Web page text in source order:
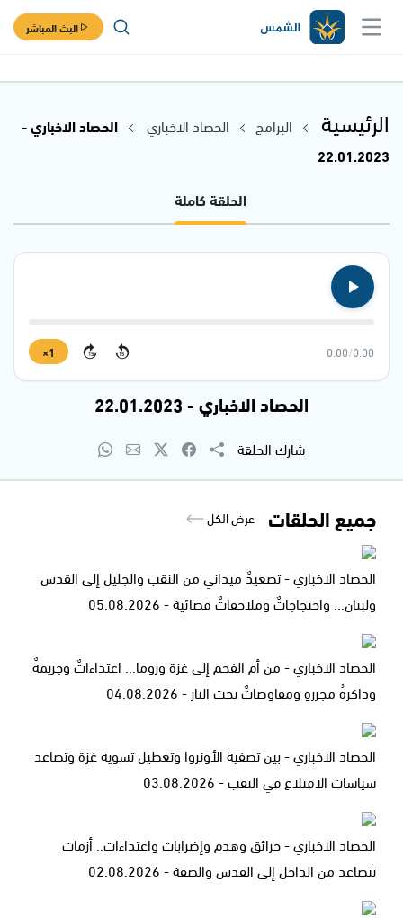
البث المباشر
الرئيسية البرامج الحصاد الاخباري
الحصاد الاخباري -
22.01.2023
الحلقة كاملة
0:00
/
0:00
15
15
1×
الحصاد الاخباري - 22.01.2023
شارك الحلقة
جميع الحلقات عرض الكل
الحصاد الاخباري - تصعيدٌ ميداني من النقب والجليل إلى القدس
ولبنان... واحتجاجاتٌ وملاحقاتٌ قضائية - 05.08.2026
الحصاد الاخباري - من أم الفحم إلى غزة وروما... اعتداءاتٌ وجريمةٌ
وذاكرةُ مجزرةٍ ومفاوضاتٌ تحت النار - 04.08.2026
الحصاد الاخباري - بين تصفية الأونروا وتعطيل تسوية غزة وتصاعد
سياسات الاقتلاع في النقب - 03.08.2026
الحصاد الاخباري - حرائق وهدم وإضرابات واعتداءات.. أزمات
تتصاعد من الداخل إلى القدس والضفة - 02.08.2026